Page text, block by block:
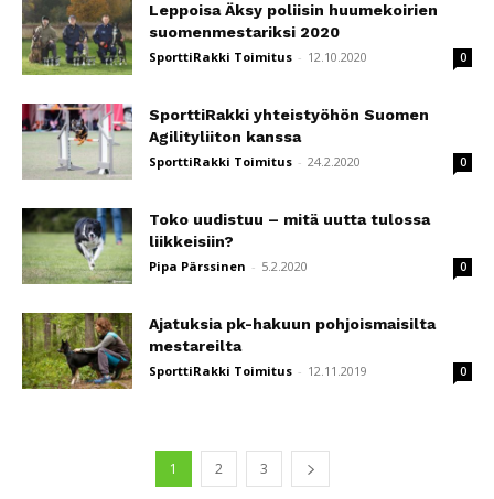
Leppoisa Äksy poliisin huumekoirien
suomenmestariksi 2020
SporttiRakki Toimitus - 12.10.2020 0
SporttiRakki yhteistyöhön Suomen
Agilityliiton kanssa
SporttiRakki Toimitus - 24.2.2020 0
Toko uudistuu – mitä uutta tulossa
liikkeisiin?
Pipa Pärssinen - 5.2.2020 0
Ajatuksia pk-hakuun pohjoismaisilta
mestareilta
SporttiRakki Toimitus - 12.11.2019 0
1 2 3